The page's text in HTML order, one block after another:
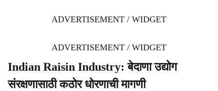
ADVERTISEMENT / WIDGET
ADVERTISEMENT / WIDGET
Indian Raisin Industry: बेदाणा उद्योग
संरक्षणासाठी कठोर धोरणाची मागणी